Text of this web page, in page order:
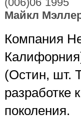
Майкл
Компания
(Остин, шт.
разработке
поколения.